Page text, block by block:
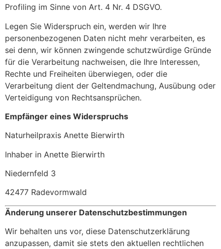
Profiling im Sinne von Art. 4 Nr. 4 DSGVO.
Legen Sie Widerspruch ein, werden wir Ihre
personenbezogenen Daten nicht mehr verarbeiten, es
sei denn, wir können zwingende schutzwürdige Gründe
für die Verarbeitung nachweisen, die Ihre Interessen,
Rechte und Freiheiten überwiegen, oder die
Verarbeitung dient der Geltendmachung, Ausübung oder
Verteidigung von Rechtsansprüchen.
Empfänger eines Widerspruchs
Naturheilpraxis Anette Bierwirth
Inhaber in Anette Bierwirth
Niedernfeld 3
42477 Radevormwald
Änderung unserer Datenschutzbestimmungen
Wir behalten uns vor, diese Datenschutzerklärung
anzupassen, damit sie stets den aktuellen rechtlichen